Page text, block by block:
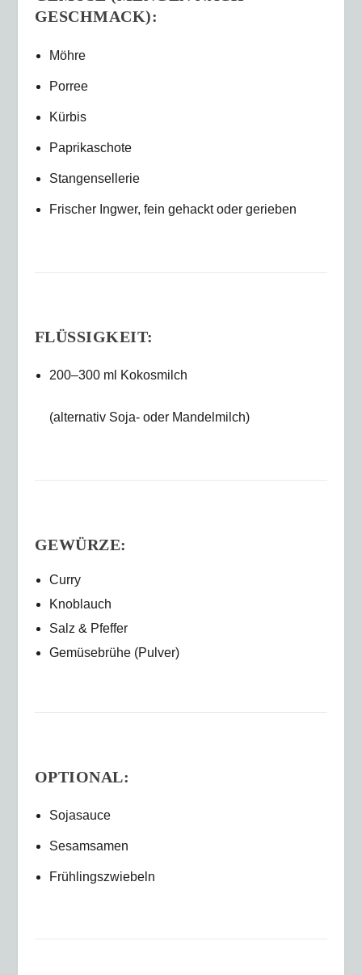
GESCHMACK):
Möhre
Porree
Kürbis
Paprikaschote
Stangensellerie
Frischer Ingwer, fein gehackt oder gerieben
FLÜSSIGKEIT:
200–300 ml Kokosmilch
(alternativ Soja- oder Mandelmilch)
GEWÜRZE:
Curry
Knoblauch
Salz & Pfeffer
Gemüsebrühe (Pulver)
OPTIONAL:
Sojasauce
Sesamsamen
Frühlingszwiebeln